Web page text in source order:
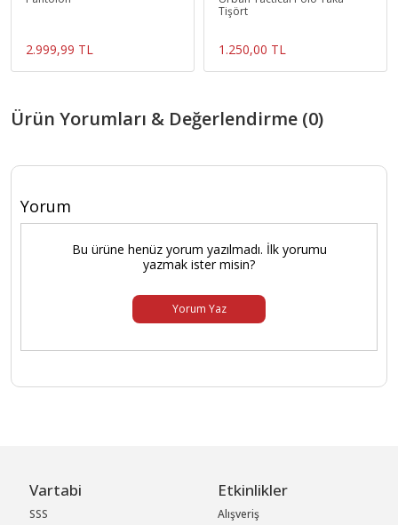
2.999,99 TL
Tişört
1.250,00 TL
Ürün Yorumları & Değerlendirme (0)
Yorum
Bu ürüne henüz yorum yazılmadı. İlk yorumu
yazmak ister misin?
Yorum Yaz
Vartabi
SSS
Etkinlikler
Alışveriş